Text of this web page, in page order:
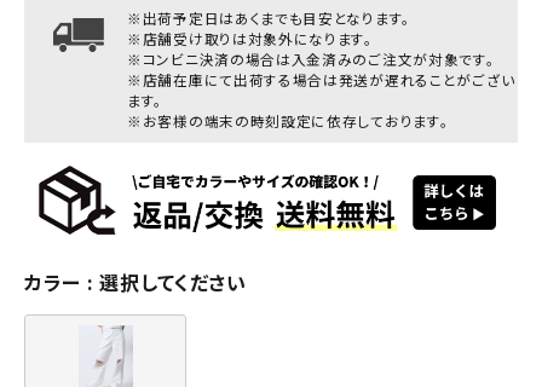
※出荷予定日はあくまでも目安となります。
※店舗受け取りは対象外になります。
※コンビニ決済の場合は入金済みのご注文が対象です。
※店舗在庫にて出荷する場合は発送が遅れることがござい
ます。
※お客様の端末の時刻設定に依存しております。
カラー 選択してください